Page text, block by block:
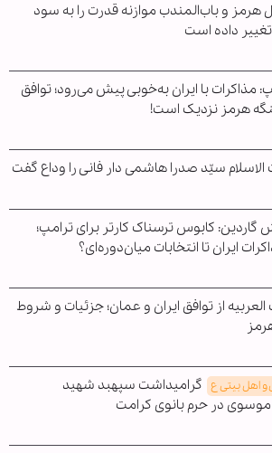
هرمز و باب‌المندب موازنه قدرت را به سود
داده است
مذاکرات با ایران به‌خوبی پیش می‌رود؛ توافق
هرمز نزدیک است!
سیّد صدرا هاشمی دار فانی را وداع گفت
گاردین: کابوس ترسناک کارتر برای ترامپ؛
ایران تا انتخابات میان‌دوره‌ای؟
العربیه از توافق ایران و عمان؛ جزئیات و شروط
و اهل بیتی ع گرامیداشت سپهبد شهید
در حرم بانوی کرامت